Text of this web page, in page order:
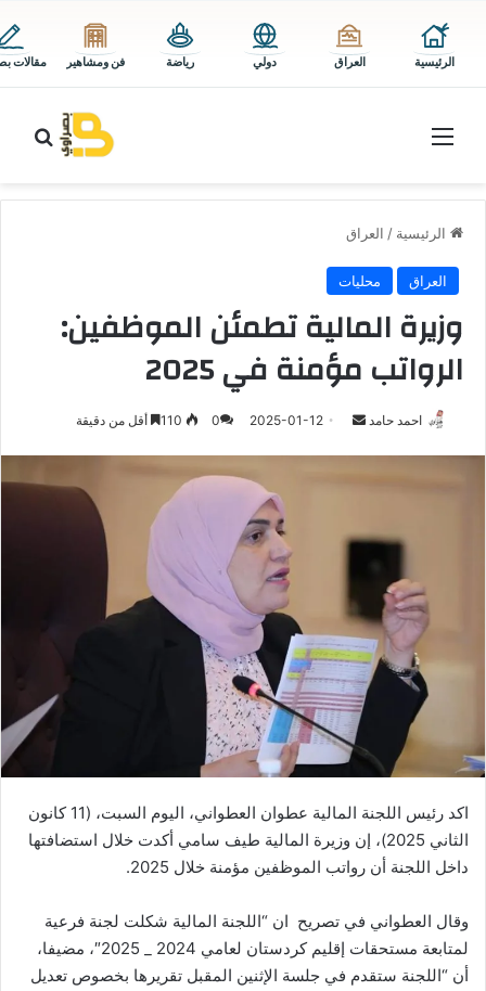
الرئيسية العراق دولي رياضة فن ومشاهير مقالات
القائمة
الرئيسية / العراق
العراق محليات
وزيرة المالية تطمئن الموظفين:
الرواتب مؤمنة في 2025
احمد حامد
أرسل 2025-01-12
0 أقل من دقيقة
اكد رئيس اللجنة المالية عطوان العطواني، اليوم السبت، (11 كانون
الثاني 2025)، إن وزيرة المالية طيف سامي أكدت خلال استضافتها
داخل اللجنة أن رواتب الموظفين مؤمنة خلال 2025.
وقال العطواني في تصريح ان “اللجنة المالية شكلت لجنة فرعية
لمتابعة مستحقات إقليم كردستان لعامي 2024 _ 2025″، مضيفا،
أن “اللجنة ستقدم في جلسة الإثنين المقبل تقريرها بخصوص تعديل